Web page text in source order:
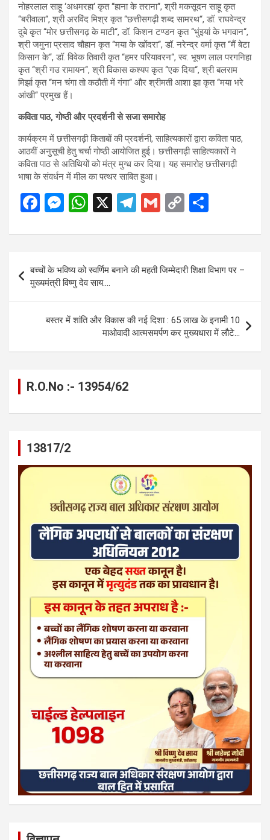
नोहरलाल साहू ‘अधमरहा‘ कृत ‘‘हाना के तराना‘‘, श्री मकसूदन साहू कृत
‘‘बरीवाला‘‘, श्री अरविंद मिश्र कृत ‘‘छत्तीसगढ़ी शब्द सामरथ‘‘, डॉ. राघवेन्द्र
दुबे कृत ‘‘मोर छत्तीसगढ़ के माटी‘‘, डॉ. किशन टण्डन कृत ‘‘भुंइयां के भगवान‘‘,
श्री जमुना प्रसाद चौहान कृत ‘‘मया के खोंदरा‘‘, डॉ. नरेन्द्र वर्मा कृत ‘‘मैं बेटा
किसान के‘‘, डॉ. विवेक तिवारी कृत ‘‘हमर परियावरन‘‘, स्व. भूषण लाल परगनिहा
कृत ‘‘श्री गउ रामायन‘‘, श्री विकास कश्यप कृत ‘‘एक दिया‘‘, श्री बलराम
मिर्झा कृत ‘‘मन चंगा तो कठौती में गंगा‘‘ और श्रीमती आशा झा कृत ‘‘मया भरे
आंखी‘‘ प्रमुख हैं।
कविता पाठ, गोष्ठी और प्रदर्शनी से सजा समारोह
कार्यक्रम में छत्तीसगढ़ी किताबों की प्रदर्शनी, साहित्यकारों द्वारा कविता पाठ,
आठवीं अनुसूची हेतु चर्चा गोष्ठी आयोजित हुई। छत्तीसगढ़ी साहित्यकारों ने
कविता पाठ से अतिथियों को मंत्र मुग्ध कर दिया। यह समारोह छत्तीसगढ़ी
भाषा के संवर्धन में मील का पत्थर साबित हुआ।
F
ce
b
o
o
k
M
se
n
g
er
W
at
A
p
p
X
T
e
gr
a
m
G
ail
C
py
Li
n
k
ar
e
navigation
बच्चों के भविष्य को स्वर्णिम बनाने की महती जिम्मेदारी शिक्षा विभाग पर –
मुख्यमंत्री विष्णु देव साय….
बस्तर में शांति और विकास की नई दिशा : 65 लाख के इनामी 10
माओवादी आत्मसमर्पण कर मुख्यधारा में लौटे…
R.O.No :- 13954/62
13817/2